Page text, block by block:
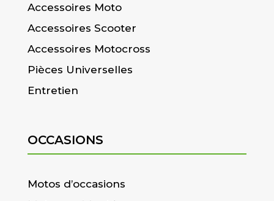
Accessoires Moto
Accessoires Scooter
Accessoires Motocross
Pièces Universelles
Entretien
OCCASIONS
Motos d’occasions